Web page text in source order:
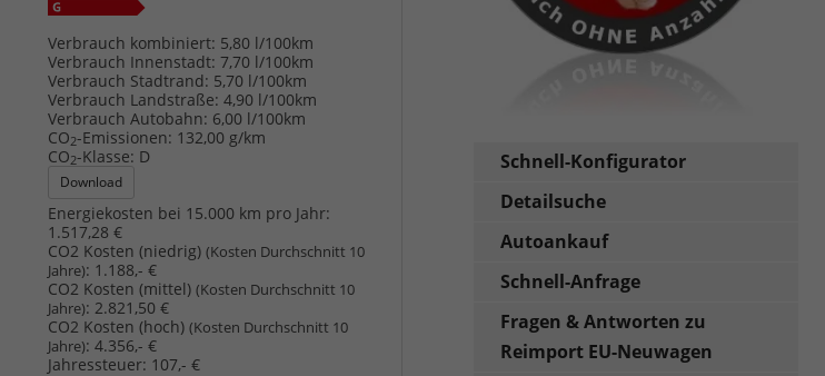
Verbrauch kombiniert: 5,80 l/100km
Verbrauch Innenstadt: 7,70 l/100km
Verbrauch Stadtrand: 5,70 l/100km
Verbrauch Landstraße: 4,90 l/100km
Verbrauch Autobahn: 6,00 l/100km
CO2-Emissionen: 132,00 g/km
CO2-Klasse: D
Download
Energiekosten bei 15.000 km pro Jahr:
1.517,28 €
CO2 Kosten (niedrig)(Kosten Durchschnitt 10
Jahre): 1.188,- €
CO2 Kosten (mittel)(Kosten Durchschnitt 10
Jahre): 2.821,50 €
CO2 Kosten (hoch)(Kosten Durchschnitt 10
Jahre): 4.356,- €
Jahressteuer: 107,- €
Schnell-Konfigurator
Detailsuche
Autoankauf
Schnell-Anfrage
Fragen & Antworten zu
Reimport EU-Neuwagen